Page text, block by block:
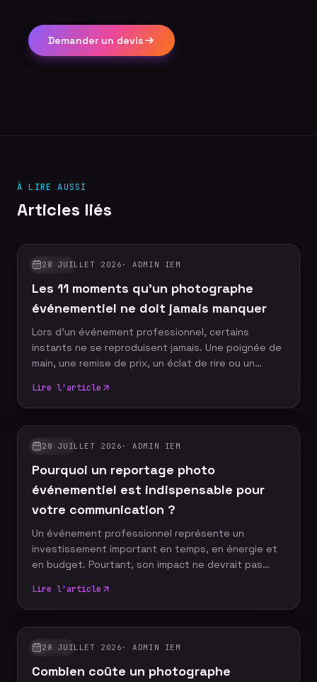
Demander un devis
À LIRE AUSSI
Articles liés
GUIDES
28 JUILLET 2026 ·ADMIN IEM
Les 11 moments qu'un photographe
événementiel ne doit jamais manquer
Lors d'un événement professionnel, certains
instants ne se reproduisent jamais. Une poignée de
main, une remise de prix, un éclat de rire ou un
emblématiques de votre communication. Un
photographe événementiel expérimenté sait
anticiper ces moments décisifs afin de raconter
votre événement à travers un reportage photo
moments incontournables qu'aucun reportage
photo ne devrait manquer.
Lire l'article
GUIDES
28 JUILLET 2026 ·ADMIN IEM
Pourquoi un reportage photo
événementiel est indispensable pour
votre communication ?
Un événement professionnel représente un
investissement important en temps, en énergie et
en budget. Pourtant, son impact ne devrait pas
photo événementiel, votre entreprise dispose
d'images professionnelles qui alimentent
durablement sa communication, renforcent sa
notoriété et valorisent son image de marque.
événementiel constitue un véritable
Lire l'article
GUIDES
28 JUILLET 2026 ·ADMIN IEM
Combien coûte un photographe